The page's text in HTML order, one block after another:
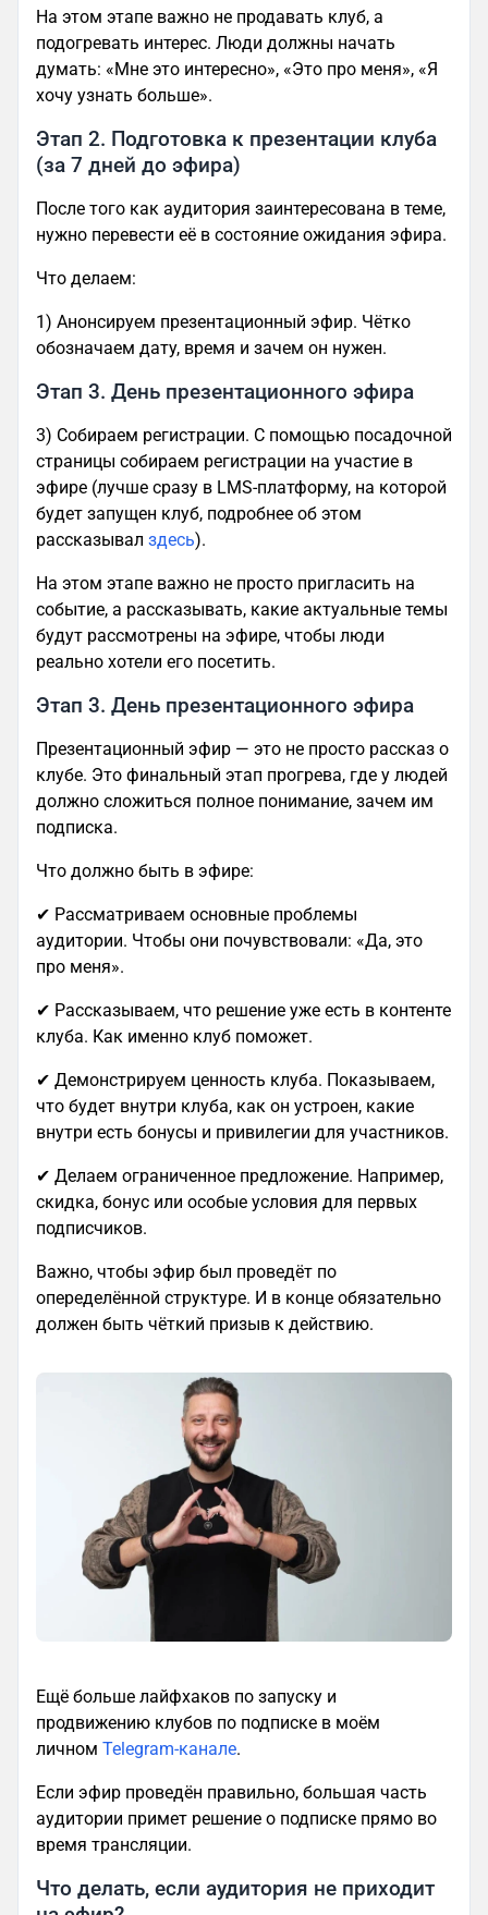
На этом этапе важно не продавать клуб, а
подогревать интерес. Люди должны начать
думать: «Мне это интересно», «Это про меня», «Я
хочу узнать больше».
Этап 2. Подготовка к презентации клуба
(за 7 дней до эфира)
После того как аудитория заинтересована в теме,
нужно перевести её в состояние ожидания эфира.
Что делаем:
1) Анонсируем презентационный эфир. Чётко
обозначаем дату, время и зачем он нужен.
Этап 3. День презентационного эфира
3) Собираем регистрации. С помощью посадочной
страницы собираем регистрации на участие в
эфире (лучше сразу в LMS-платформу, на которой
будет запущен клуб, подробнее об этом
рассказывал здесь).
На этом этапе важно не просто пригласить на
событие, а рассказывать, какие актуальные темы
будут рассмотрены на эфире, чтобы люди
реально хотели его посетить.
Этап 3. День презентационного эфира
Презентационный эфир — это не просто рассказ о
клубе. Это финальный этап прогрева, где у людей
должно сложиться полное понимание, зачем им
подписка.
Что должно быть в эфире:
✔ Рассматриваем основные проблемы
аудитории. Чтобы они почувствовали: «Да, это
про меня».
✔ Рассказываем, что решение уже есть в контенте
клуба. Как именно клуб поможет.
✔ Демонстрируем ценность клуба. Показываем,
что будет внутри клуба, как он устроен, какие
внутри есть бонусы и привилегии для участников.
✔ Делаем ограниченное предложение. Например,
скидка, бонус или особые условия для первых
подписчиков.
Важно, чтобы эфир был проведёт по
опеределённой структуре. И в конце обязательно
должен быть чёткий призыв к действию.
Ещё больше лайфхаков по запуску и
продвижению клубов по подписке в моём
личном Telegram-канале.
Если эфир проведён правильно, большая часть
аудитории примет решение о подписке прямо во
время трансляции.
Что делать, если аудитория не приходит